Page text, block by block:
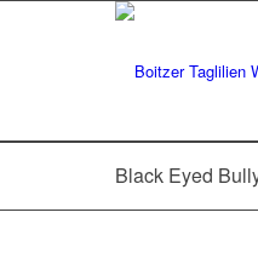
Black Eyed